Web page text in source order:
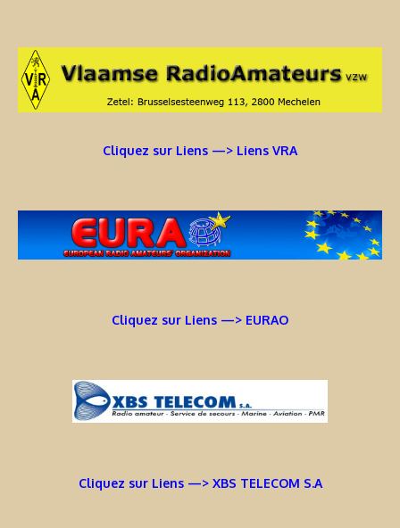
Cliquez sur Liens —> Liens VRA
Cliquez sur Liens —> EURAO
Cliquez sur Liens —> XBS TELECOM S.A